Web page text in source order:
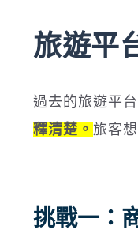
旅遊平
過去的旅遊平
釋清楚。 旅客
挑戰一：